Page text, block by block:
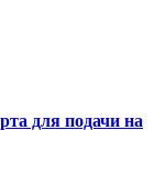
для подачи на